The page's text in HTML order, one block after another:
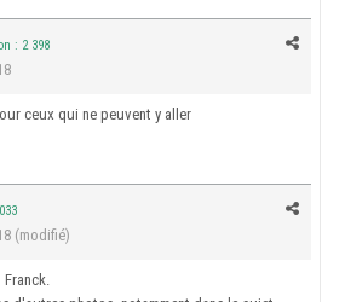
: 2 398
ceux qui ne peuvent y aller
(modifié)